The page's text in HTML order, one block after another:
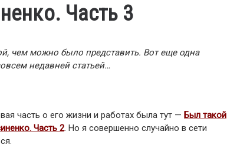
Часть 3
чем можно было представить. Вот еще одна
недавней статьей…
часть о его жизни и работах была тут — Был такой
Часть 2. Но я совершенно случайно в сети